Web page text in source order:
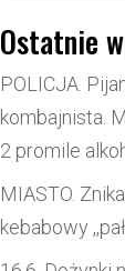
Ostatnie
POLICJA.
kombajnista.
2 promile
MIASTO. Znika
kebabowy